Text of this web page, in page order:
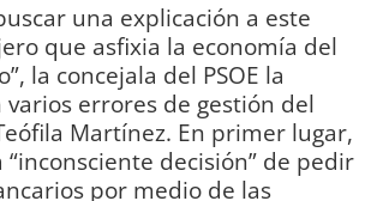
una explicación a este
que asfixia la economía del
la concejala del PSOE la
errores de gestión del
Martínez. En primer lugar,
“inconsciente decisión” de pedir
por medio de las